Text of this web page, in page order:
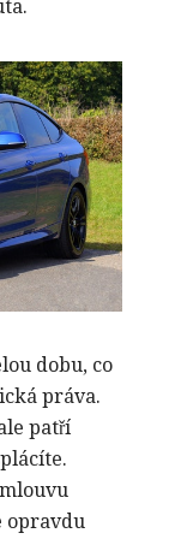
dobu, co
práva.
patří
opravdu